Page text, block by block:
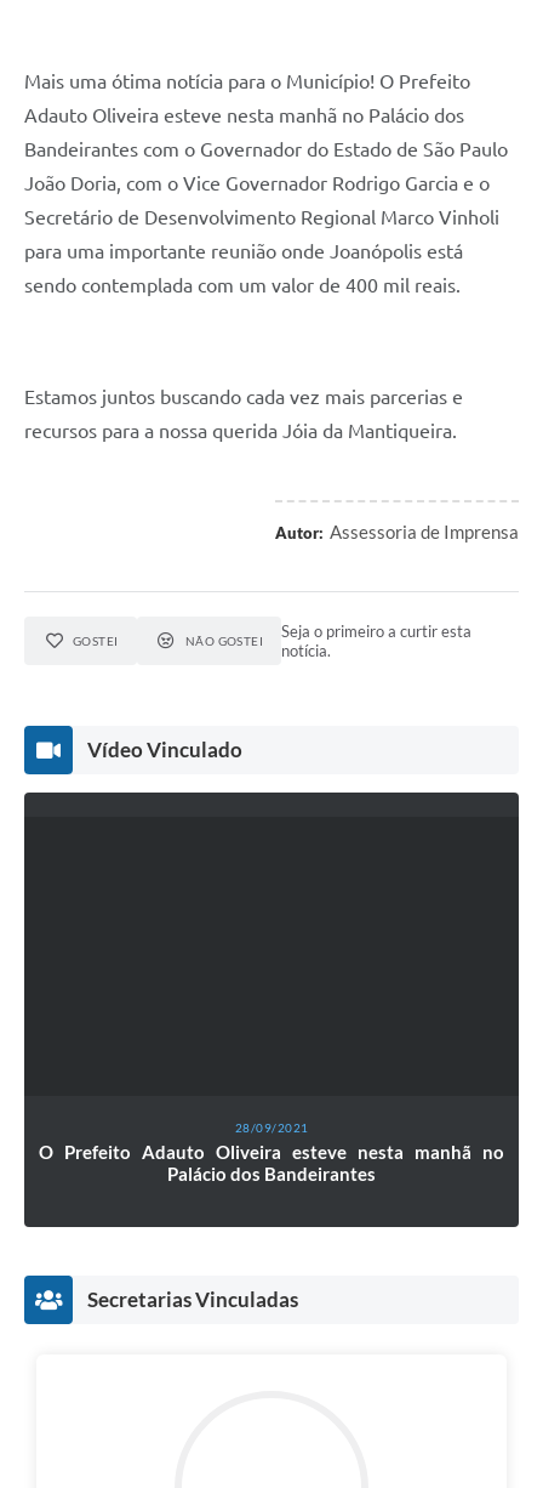
Agenda
Ouvidoria
Adauto Oliveira esteve nesta manhã no Palácio dos
Bandeirantes com o Governador do Estado de São Paulo
João Doria, com o Vice Governador Rodrigo Garcia e o
Secretário de Desenvolvimento Regional Marco Vinholi
para uma importante reunião onde Joanópolis está
sendo contemplada com um valor de 400 mil reais.
Estamos juntos buscando cada vez mais parcerias e
recursos para a nossa querida Jóia da Mantiqueira.
Autor: Assessoria de Imprensa
GOSTEI NÃO GOSTEI
Seja o primeiro a curtir esta
notícia.
Vídeo Vinculado
28/09/2021
O Prefeito Adauto Oliveira esteve nesta manhã no
Palácio dos Bandeirantes
Secretarias Vinculadas